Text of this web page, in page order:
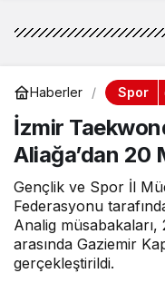
Haberler Spor
İzmir
Aliağa’dan 20
Gençlik ve Spor İl
Federasyonu
Analig
arasında Gaziemir
gerçekleştirildi.